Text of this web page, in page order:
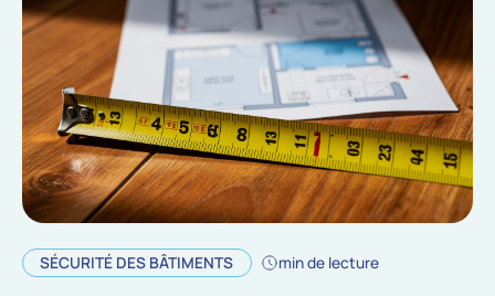
SÉCURITÉ DES BÂTIMENTS min de lecture